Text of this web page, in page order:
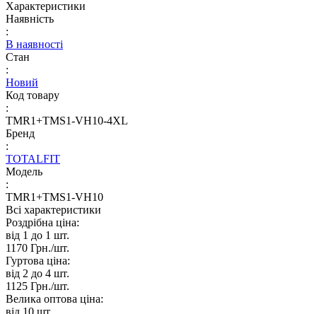
Характеристики
Наявність
:
В наявності
Стан
:
Новий
Код товару
:
TMR1+TMS1-VH10-4XL
Бренд
:
TOTALFIT
Модель
:
TMR1+TMS1-VH10
Всі характеристики
Роздрібна ціна:
від 1 до 1 шт.
1170 Грн./шт.
Гуртова ціна:
від 2 до 4 шт.
1125 Грн./шт.
Велика оптова ціна:
від 10 шт.